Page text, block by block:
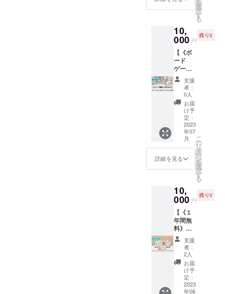
ルアド
お送り
いたし
ますの
で、ご
連絡の
つきや
すい
メール
アドレ
スのご
登録を
お願い
しま
す。）
★Golde
はプレ
オープ
いたし
ますの
で、ご
参加い
ただい
た方の
みにお
配りさ
せてい
ただき
ます。
6月30日
となり
支援し
てくだ
さった
方々の
お名前
は店内
に飾ら
れ、多
くの
人々の
目に留
まりま
す！ ◆
注意 ★
備考欄
へ掲載
したい
ループ
名でも
ご記入
くださ
い。
ゲーム
を店内
ます！
お名前
シール
を貼ら
せてい
ただく
ので、
ご来店
時に優
先的に
遊べま
す！ ◆
詳細 ご
支援い
ただい
た資金
でボー
店内に
置きま
す！ 備
考欄に
置きた
いボー
ドゲー
ム名と
シール
に書く
お名前
または
ニック
を
選
択
す
る
10,
000 円
残り3
【《ボ
ード
ゲーム
イベン
ト限
定》イ
ベント
開催
券】 ◆
内容
Enchan
teのプ
レイス
ペース
を利用
した
ゲーム
イベン
トを開
催して
いただ
けま
す！ ◆
詳細 イ
ベント
参加人
数は20
人以下
程度で
支援
者：
0人
お届
け予
定：
2023
年07
月
詳細を見る
こ
の
リ
タ
ー
ン
を
選
択
す
る
10,
000 円
残り3
【《１
年間無
料》お
好きな
イベン
ト参加
券】を
お届け
しま
す！ ◆
支援
者：
2人
お届
け予
定：
2023
年06